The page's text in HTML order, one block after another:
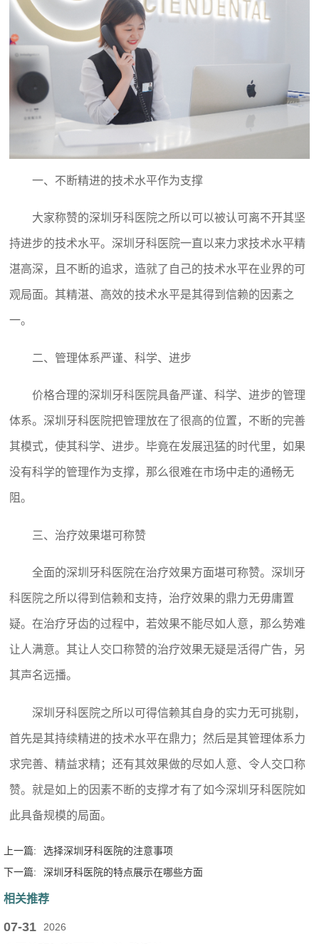
一、不断精进的技术水平作为支撑
大家称赞的深圳牙科医院之所以可以被认可离不开其坚
持进步的技术水平。深圳牙科医院一直以来力求技术水平精
湛高深，且不断的追求，造就了自己的技术水平在业界的可
观局面。其精湛、高效的技术水平是其得到信赖的因素之
一。
二、管理体系严谨、科学、进步
价格合理的深圳牙科医院具备严谨、科学、进步的管理
体系。深圳牙科医院把管理放在了很高的位置，不断的完善
其模式，使其科学、进步。毕竟在发展迅猛的时代里，如果
没有科学的管理作为支撑，那么很难在市场中走的通畅无
阻。
三、治疗效果堪可称赞
全面的深圳牙科医院在治疗效果方面堪可称赞。深圳牙
科医院之所以得到信赖和支持，治疗效果的鼎力无毋庸置
疑。在治疗牙齿的过程中，若效果不能尽如人意，那么势难
让人满意。其让人交口称赞的治疗效果无疑是活得广告，另
其声名远播。
深圳牙科医院之所以可得信赖其自身的实力无可挑剔，
首先是其持续精进的技术水平在鼎力；然后是其管理体系力
求完善、精益求精；还有其效果做的尽如人意、令人交口称
赞。就是如上的因素不断的支撑才有了如今深圳牙科医院如
此具备规模的局面。
上一篇:
选择深圳牙科医院的注意事项
下一篇:
深圳牙科医院的特点展示在哪些方面
相关推荐
07-31 2026